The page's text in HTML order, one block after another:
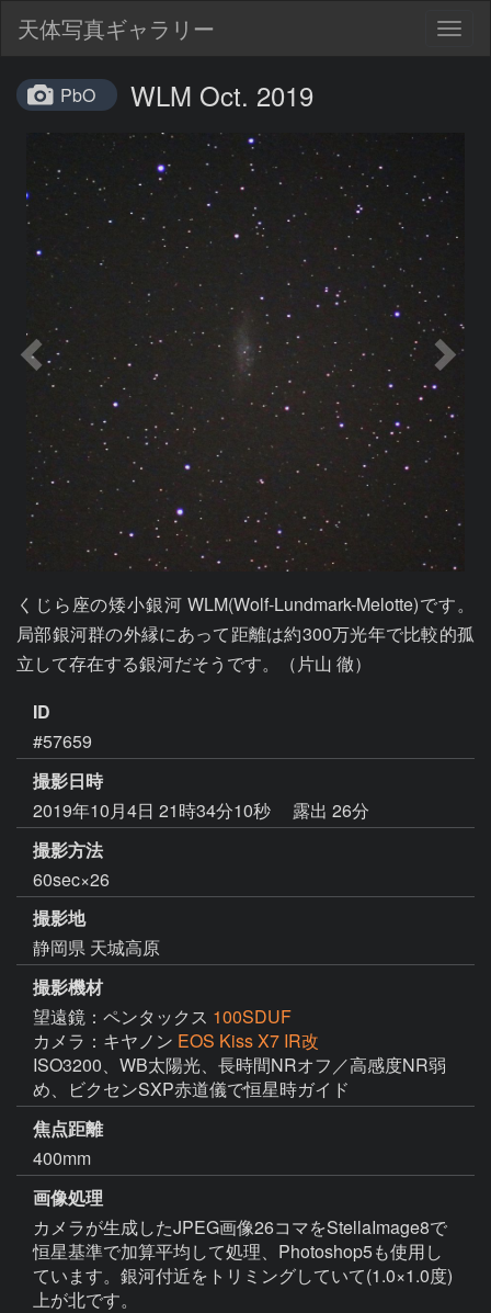
天体写真ギャラリー
PbO WLM Oct. 2019
くじら座の矮小銀河 WLM(Wolf-Lundmark-Melotte)です。
局部銀河群の外縁にあって距離は約300万光年で比較的孤
立して存在する銀河だそうです。（片山 徹）
ID
#57659
撮影日時
2019年10月4日 21時34分10秒
露出 26分
撮影方法
60sec×26
撮影地
静岡県 天城高原
撮影機材
望遠鏡：ペンタックス 100SDUF
カメラ：キヤノン EOS Kiss X7 IR改
ISO3200、WB太陽光、長時間NRオフ／高感度NR弱
め、ビクセンSXP赤道儀で恒星時ガイド
焦点距離
400mm
画像処理
カメラが生成したJPEG画像26コマをStellaImage8で
恒星基準で加算平均して処理、Photoshop5も使用し
ています。銀河付近をトリミングしていて(1.0×1.0度)
上が北です。